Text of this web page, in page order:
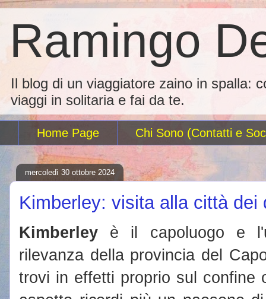
Ramingo
Il blog di un viaggiatore zaino in spalla:
viaggi in solitaria e fai da te.
Home Page Chi Sono (Contatti e
mercoledì 30 ottobre 2024
Kimberley: visita alla città dei
Kimberley è il capoluogo e
rilevanza della provincia del
trovi in effetti proprio sul confine